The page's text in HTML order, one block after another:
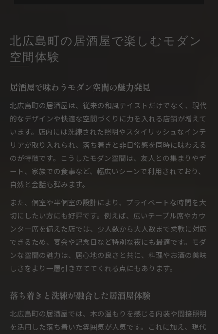
居酒屋で味わう地元食材の贅沢体験
ご当地料理が自慢の居酒屋選びのコツ
居酒屋で楽しむ北広島町の旬な味覚
ご当地グルメを堪能できる居酒屋案内
モダンな雰囲気重視なら注目の居酒屋へ
モダンな雰囲気が魅力の居酒屋特集
おしゃれな居酒屋で過ごす非日常空間
居酒屋で叶う大人のモダンなひととき
洗練された居酒屋選びで特別な時間を
注目の居酒屋で感じるモダンな演出
団体利用も安心な広々居酒屋の魅力発見
広々空間の居酒屋で団体利用も安心
大人数に最適な居酒屋の選び方ガイド
居酒屋で叶う快適な宴会体験とは
団体向け居酒屋のサービスに注目
今注目の北広島町グルメと居酒屋事情
最新トレンドの居酒屋と北広島町グルメ情報
居酒屋で巡る話題のご当地グルメ体験
北広島町の居酒屋で楽しむモダン
空間体験
居酒屋で味わうモダン空間の魅力発見
北広島町の居酒屋は、従来の和風テイストだけでなく、現代
的なデザインや快適な空間づくりに力を入れる店舗が増えて
います。店内には洗練された照明やスタイリッシュなインテ
リアが取り入れられ、落ち着きと非日常感を同時に味わえる
のが特徴です。こうしたモダン空間は、友人との集まりやデ
ート、家族での食事など、幅広いシーンで利用されており、
自然と会話も弾みます。
また、個室や半個室の設計により、プライベートな時間を大
切にしたい方にも好評です。例えば、広いテーブル席やカウ
ンター席を備えた店では、少人数から大人数まで柔軟に対応
できるため、宴会や記念日など特別な夜にも最適です。モダ
ンな空間の魅力は、居心地の良さと共に、料理やお酒の美味
しさをより一層引き立ててくれる点にもあります。
落ち着きと洗練が融合した居酒屋体験
北広島町の居酒屋では、木の温もりを感じる内装や間接照明
を活用した落ち着いた雰囲気が人気です。これに加え、現代